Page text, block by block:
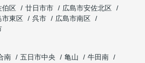
伯区 廿日市市
広島市安佐北区
市東区 呉市
広島市南区
南 五日市中央 亀山
牛田南